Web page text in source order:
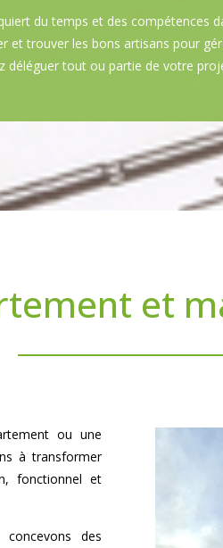
du temps et des compétences
et trouver les bons artisans pour
déléguer tout ou partie de votre
et
ou une
à transformer
fonctionnel et
des